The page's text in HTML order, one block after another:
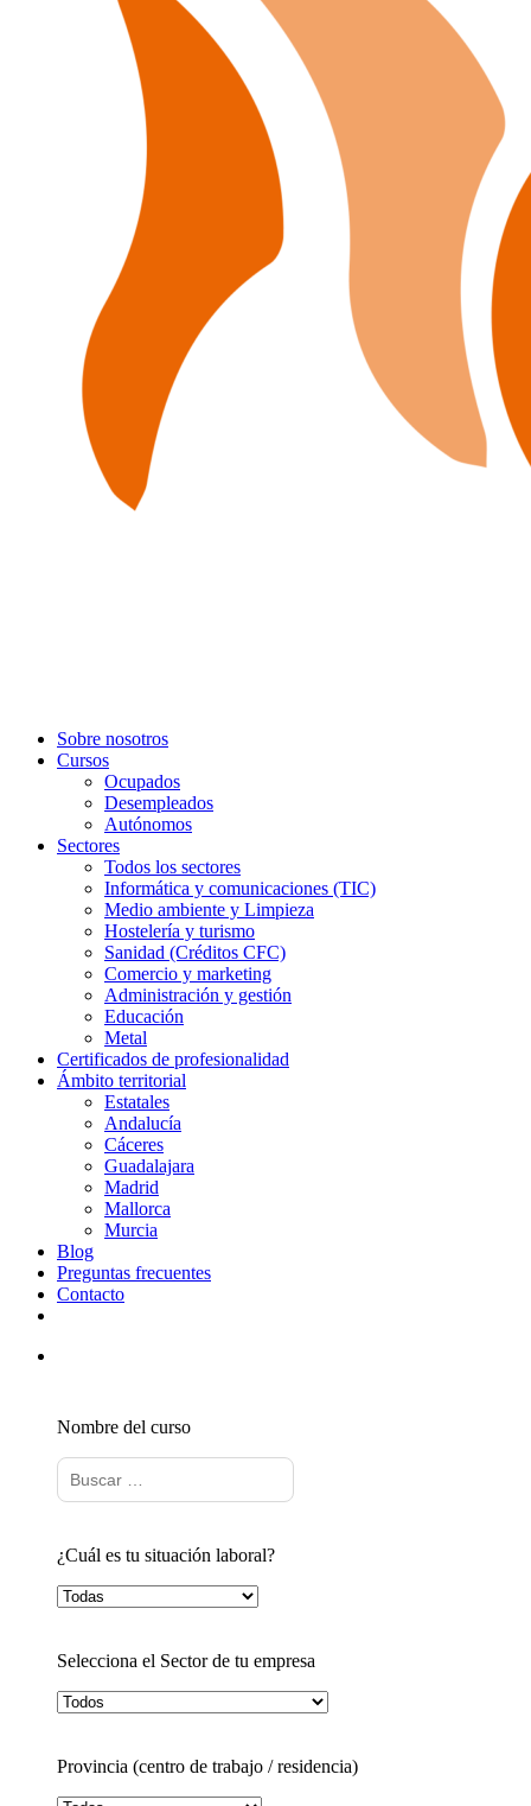
Sobre nosotros
Cursos
Ocupados
Desempleados
Autónomos
Sectores
Todos los sectores
Informática y comunicaciones (TIC)
Medio ambiente y Limpieza
Hostelería y turismo
Sanidad (Créditos CFC)
Comercio y marketing
Administración y gestión
Educación
Metal
Certificados de profesionalidad
Ámbito territorial
Estatales
Andalucía
Cáceres
Guadalajara
Madrid
Mallorca
Murcia
Blog
Preguntas frecuentes
Contacto
Nombre del curso
¿Cuál es tu situación laboral?
Selecciona el Sector de tu empresa
Provincia (centro de trabajo / residencia)